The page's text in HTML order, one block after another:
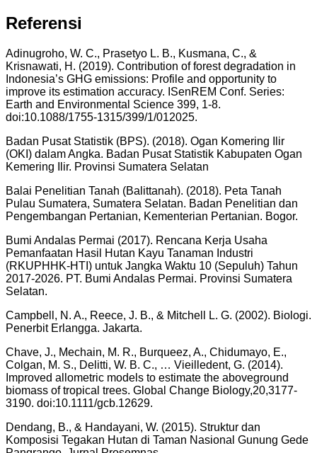
Referensi
Adinugroho, W. C., Prasetyo L. B., Kusmana, C., &
Krisnawati, H. (2019). Contribution of forest degradation in
Indonesia’s GHG emissions: Profile and opportunity to
improve its estimation accuracy. ISenREM Conf. Series:
Earth and Environmental Science 399, 1-8.
doi:10.1088/1755-1315/399/1/012025.
Badan Pusat Statistik (BPS). (2018). Ogan Komering Ilir
(OKI) dalam Angka. Badan Pusat Statistik Kabupaten Ogan
Kemering Ilir. Provinsi Sumatera Selatan
Balai Penelitian Tanah (Balittanah). (2018). Peta Tanah
Pulau Sumatera, Sumatera Selatan. Badan Penelitian dan
Pengembangan Pertanian, Kementerian Pertanian. Bogor.
Bumi Andalas Permai (2017). Rencana Kerja Usaha
Pemanfaatan Hasil Hutan Kayu Tanaman Industri
(RKUPHHK-HTI) untuk Jangka Waktu 10 (Sepuluh) Tahun
2017-2026. PT. Bumi Andalas Permai. Provinsi Sumatera
Selatan.
Campbell, N. A., Reece, J. B., & Mitchell L. G. (2002). Biologi.
Penerbit Erlangga. Jakarta.
Chave, J., Mechain, M. R., Burqueez, A., Chidumayo, E.,
Colgan, M. S., Delitti, W. B. C., … Vieilledent, G. (2014).
Improved allometric models to estimate the aboveground
biomass of tropical trees. Global Change Biology,20,3177-
3190. doi:10.1111/gcb.12629.
Dendang, B., & Handayani, W. (2015). Struktur dan
Komposisi Tegakan Hutan di Taman Nasional Gunung Gede